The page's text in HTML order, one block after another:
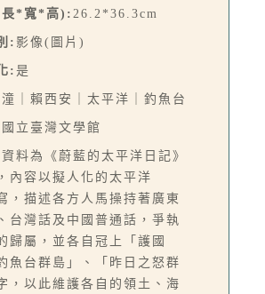
長*寬*高): 26.2*36.3cm
: 影像(圖片)
:是
｜賴西安｜太平洋｜釣魚台
國立臺灣文學館
料為《蔚藍的太平洋日記》
內容以擬人化的太平洋
，描述各方人馬操持著廣東
台灣話及中國普通話，爭執
歸屬，並各自冠上「護國
魚台群島」、「昨日之怒群
，以此維護各自的領土、海